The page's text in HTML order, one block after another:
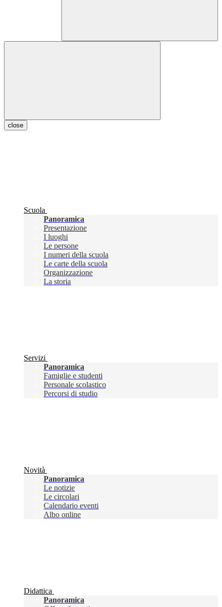
close
Scuola
Panoramica
Presentazione
I luoghi
Le persone
I numeri della scuola
Le carte della scuola
Organizzazione
La storia
Servizi
Panoramica
Famiglie e studenti
Personale scolastico
Percorsi di studio
Novità
Panoramica
Le notizie
Le circolari
Calendario eventi
Albo online
Didattica
Panoramica